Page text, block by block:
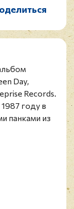
Day,
Records.
году в
панками из
по
на
групп в
"ASCAP Pop